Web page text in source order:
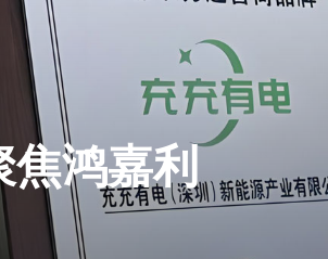
焦鸿嘉利